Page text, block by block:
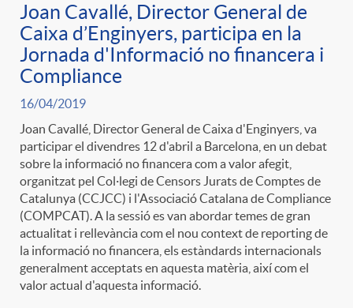
i
a
s
Joan Cavallé, Director General de
Caixa d’Enginyers, participa en la
Jornada d'Informació no financera i
Compliance
16/04/2019
Joan Cavallé, Director General de Caixa d'Enginyers, va
participar el divendres 12 d'abril a Barcelona, en un debat
sobre la informació no financera com a valor afegit,
organitzat pel Col·legi de Censors Jurats de Comptes de
Catalunya (CCJCC) i l'Associació Catalana de Compliance
(COMPCAT). A la sessió es van abordar temes de gran
actualitat i rellevància com el nou context de reporting de
la informació no financera, els estàndards internacionals
generalment acceptats en aquesta matèria, així com el
valor actual d'aquesta informació.